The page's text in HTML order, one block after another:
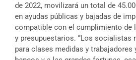
de 2022, movilizará un total de
en ayudas públicas y bajadas de
compatible con el cumplimiento de
y presupuestarios. “Los socialistas
para clases medidas y trabajadores